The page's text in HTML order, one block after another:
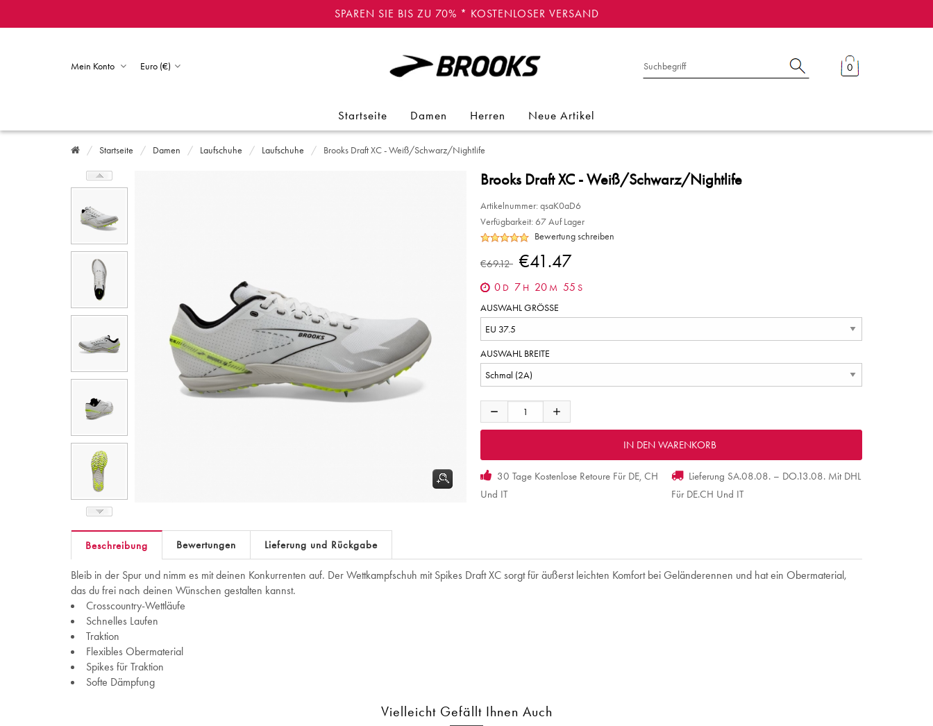
SPAREN SIE BIS ZU 70% * KOSTENLOSER VERSAND
Euro (€)
Mein Konto 0
Startseite Damen Herren Neue Artikel
Startseite Damen Laufschuhe Laufschuhe Brooks Draft XC - Weiß/Schwarz/Nightlife
Brooks Draft XC - Weiß/Schwarz/Nightlife
Artikelnummer: qsaK0aD6
Verfügbarkeit: 67 Auf Lager
Bewertung schreiben
€69.12 €41.47
0 D 7 H 20 M 55 S
AUSWAHL GRÖSSE
AUSWAHL BREITE
30 Tage Kostenlose Retoure Für DE, CH
Und IT
Lieferung SA.08.08. – DO.13.08. Mit DHL
Für DE.CH Und IT
Beschreibung Bewertungen Lieferung und Rückgabe
Bleib in der Spur und nimm es mit deinen Konkurrenten auf. Der Wettkampfschuh mit Spikes Draft XC sorgt für äußerst leichten Komfort bei Geländerennen und hat ein Obermaterial,
das du frei nach deinen Wünschen gestalten kannst.
Crosscountry-Wettläufe
Schnelles Laufen
Traktion
Flexibles Obermaterial
Spikes für Traktion
Softe Dämpfung
Vielleicht Gefällt Ihnen Auch